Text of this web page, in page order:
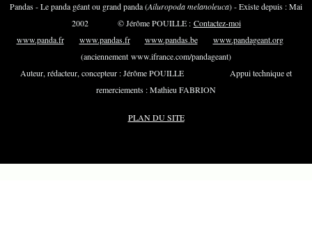
Pandas - Le panda géant ou grand panda (Ailuropoda melanoleuca) - Existe depuis : Mai
2002 © Jérôme POUILLE : Contactez-moi
www.panda.fr
www.pandas.fr www.pandas.be
www.pandageant.org
(anciennement www.ifrance.com/pandageant)
Auteur, rédacteur, concepteur : Jérôme POUILLE Appui technique et
remerciements : Mathieu FABRION
PLAN DU SITE